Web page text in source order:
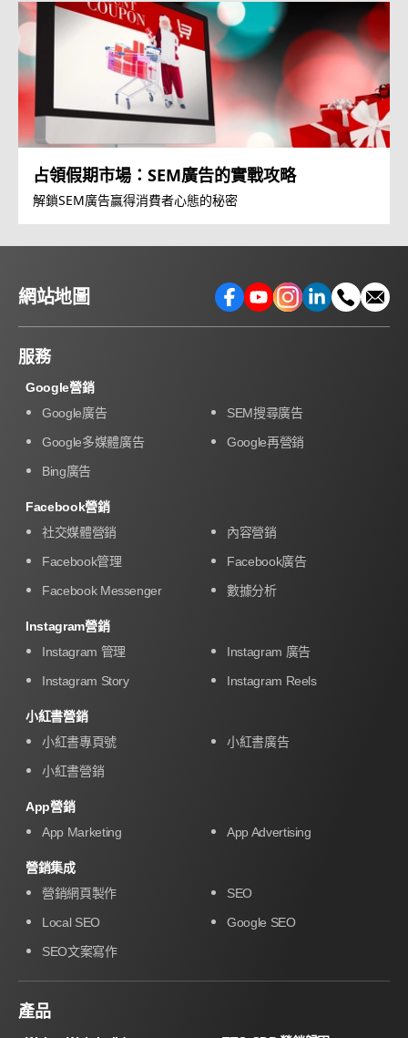
占領假期市場：SEM廣告的實戰攻略
解鎖SEM廣告贏得消費者心態的秘密
網站地圖
服務
Google營銷
Google廣告
SEM搜尋廣告
Google多媒體廣告
Google再營銷
Bing廣告
Facebook營銷
社交媒體營銷
內容營銷
Facebook管理
Facebook廣告
Facebook Messenger
數據分析
Instagram營銷
Instagram 管理
Instagram 廣告
Instagram Story
Instagram Reels
小紅書營銷
小紅書專頁號
小紅書廣告
小紅書營銷
App營銷
App Marketing
App Advertising
營銷集成
營銷網頁製作
SEO
Local SEO
Google SEO
SEO文案寫作
產品